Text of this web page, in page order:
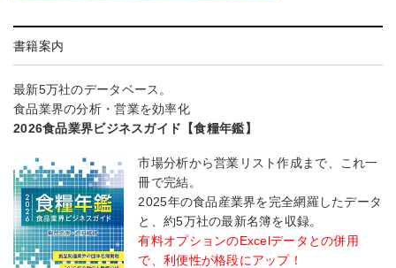
書籍案内
最新5万社のデータベース。
食品業界の分析・営業を効率化
2026食品業界ビジネスガイド【食糧年鑑】
市場分析から営業リスト作成まで、これ一
冊で完結。
2025年の食品産業界を完全網羅したデータ
と、約5万社の最新名簿を収録。
有料オプションのExcelデータとの併用
で、利便性が格段にアップ！